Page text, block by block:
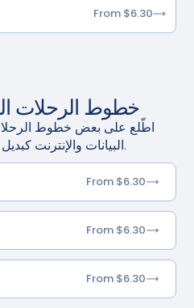
From $6.30
خطوط الرحلات
اطّلع على بعض خطوط الرحلات
Gigsky البيانات والإنترنت كبديل للواي فاي.
From $6.30
From $6.30
From $6.30